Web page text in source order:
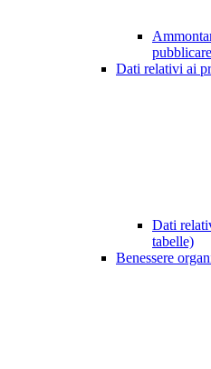
Dati relativi ai
Dati
tabelle)
Benessere